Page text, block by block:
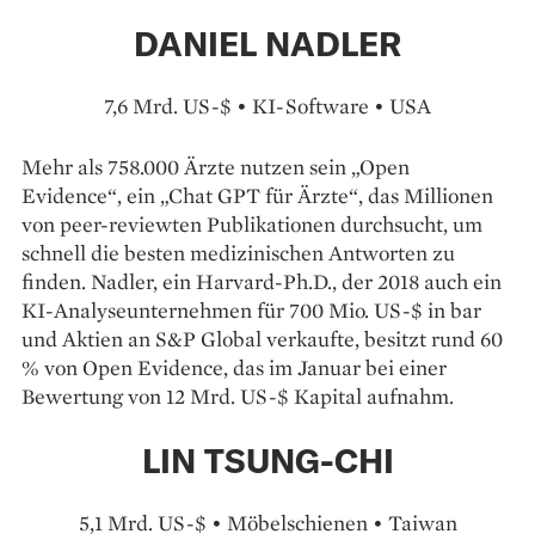
DANIEL NADLER
7,6 Mrd. US-$ • KI-Software • USA
Mehr als 758.000 Ärzte nutzen sein „Open
Evidence“, ein „Chat GPT für Ärzte“, das Millionen
von peer-reviewten Publikationen durchsucht, um
schnell die besten medizinischen Antworten zu
finden. Nadler, ein Harvard-Ph.D., der 2018 auch ein
KI-Analyseunternehmen für 700 Mio. US-$ in bar
und Aktien an S&P Global verkaufte, besitzt rund 60
% von Open Evidence, das im ­Januar bei einer
Bewertung von 12 Mrd. US-$ Kapital aufnahm.
LIN TSUNG-CHI
5,1 Mrd. US-$ • Möbelschienen • Taiwan